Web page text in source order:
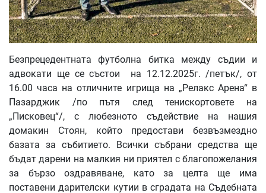
Безпрецедентната футболна битка между съдии и
адвокати ще се състои на 12.12.2025г. /петък/, от
16.00 часа на отличните игрища на „Релакс Арена“ в
Пазарджик /по пътя след тенискортовете на
„Писковец“/, с любезното съдействие на нашия
домакин Стоян, който предостави безвъзмездно
базата за събитието. Всички събрани средства ще
бъдат дарени на малкия ни приятел с благопожелания
за бързо оздравяване, като за целта ще има
поставени дарителски кутии в сградата на Съдебната